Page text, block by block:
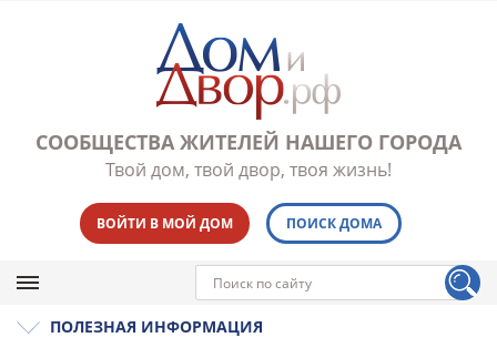
СООБЩЕСТВА ЖИТЕЛЕЙ НАШЕГО ГОРОДА
Твой дом, твой двор, твоя жизнь!
ВОЙТИ В МОЙ ДОМ ПОИСК ДОМА
ПОЛЕЗНАЯ ИНФОРМАЦИЯ